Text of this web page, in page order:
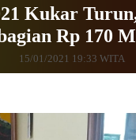
Kukar
Rp 170
15/01/2021 19:33 WITA